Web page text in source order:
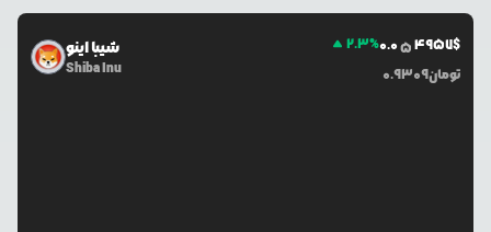
شیبا اینو
Shiba Inu
2.3%0.054957$
0.9309تومان